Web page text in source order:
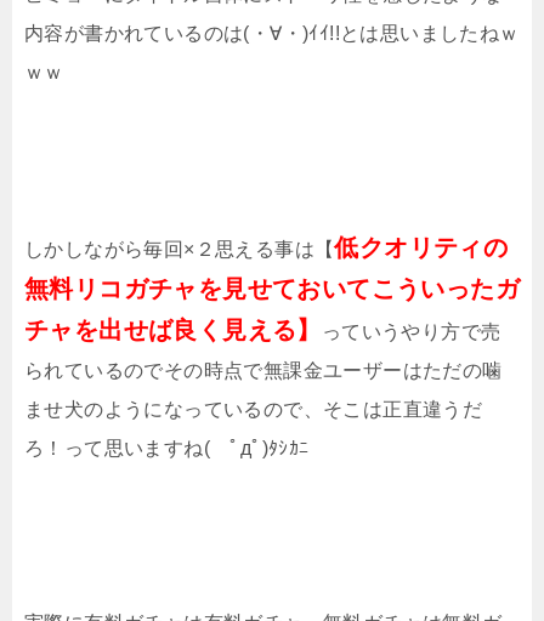
内容が書かれているのは(・∀・)ｲｲ!!とは思いましたねｗ
ｗｗ
しかしながら毎回×２思える事は【低クオリティの
無料リコガチャを見せておいてこういったガ
チャを出せば良く見える】
っていうやり方で売
られているのでその時点で無課金ユーザーはただの噛
ませ犬のようになっているので、そこは正直違うだ
ろ！って思いますね( ﾟдﾟ)ﾀｼｶﾆ